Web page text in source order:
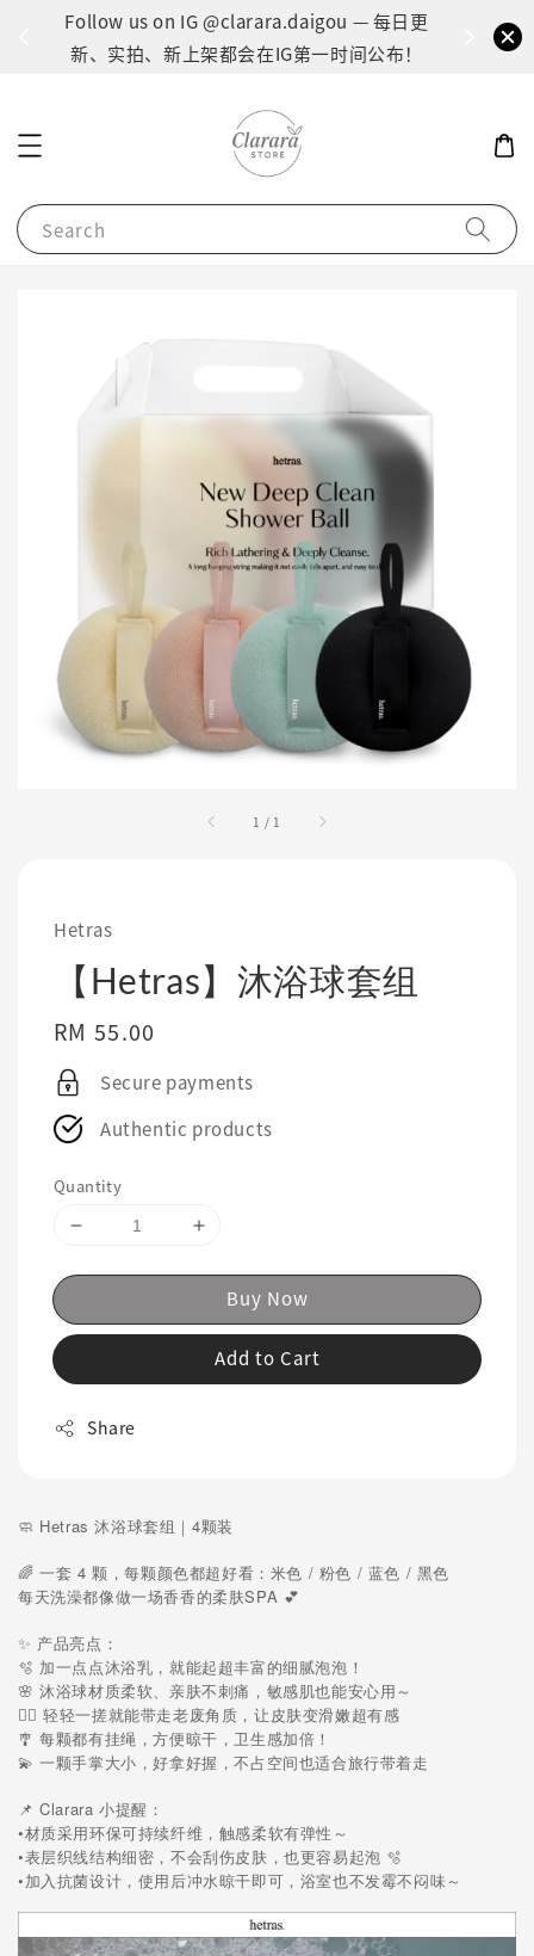
Follow us on IG @clarara.daigou — 每日更
新、实拍、新上架都会在IG第一时间公布！
Search
1 / 1
Hetras
【Hetras】沐浴球套组
Regular
price
RM 55.00
Secure payments
Authentic products
Quantity
Buy Now
Add to Cart
Share
🧼 Hetras 沐浴球套组｜4颗装
🌈 一套 4 颗，每颗颜色都超好看：米色 / 粉色 / 蓝色 / 黑色
每天洗澡都像做一场香香的柔肤SPA 💕
✨ 产品亮点：
🫧 加一点点沐浴乳，就能起超丰富的细腻泡泡！
🌸 沐浴球材质柔软、亲肤不刺痛，敏感肌也能安心用～
🧖‍♀️ 轻轻一搓就能带走老废角质，让皮肤变滑嫩超有感
🎐 每颗都有挂绳，方便晾干，卫生感加倍！
💫 一颗手掌大小，好拿好握，不占空间也适合旅行带着走
📌 Clarara 小提醒：
•材质采用环保可持续纤维，触感柔软有弹性～
•表层织线结构细密，不会刮伤皮肤，也更容易起泡 🫧
• 加入抗菌设计，使用后冲水晾干即可，浴室也不发霉不闷味～